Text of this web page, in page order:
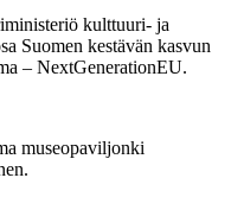
kulttuuri- ja
Suomen kestävän kasvun
– NextGenerationEU.
museopaviljonki